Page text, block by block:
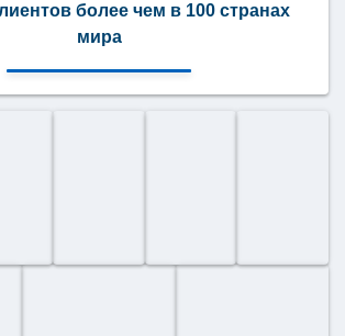
более чем в 100 странах
мира